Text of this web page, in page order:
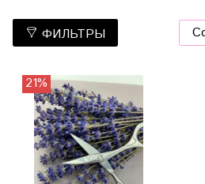
ФИЛЬТРЫ
21%